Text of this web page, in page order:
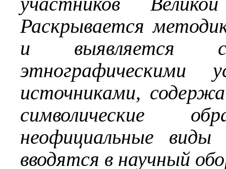
Раскрывается
и выявляется
источниками,
символические
неофициальные
вводятся в научный